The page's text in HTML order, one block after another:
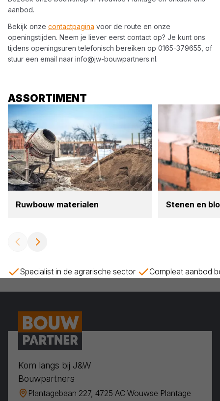
aanbod.
Bekijk onze contactpagina voor de route en onze
openingstijden. Neem je liever eerst contact op? Je kunt ons
tijdens openingsuren telefonisch bereiken op 0165-379655 , of
stuur een email naar info@jw-bouwpartners.nl.
ASSORTIMENT
Ruw­bouw mate­ri­a­len Ste­nen en
Specialist in de agrarische sector Compleet aanbod
Kom langs bij J&W
Bouwpartners
Plantagebaan 227, 4725 AC Wouwse Plantage